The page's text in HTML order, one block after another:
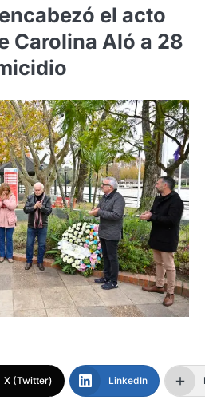
el acto
Carolina Aló a 28
X (Twitter) LinkedIn